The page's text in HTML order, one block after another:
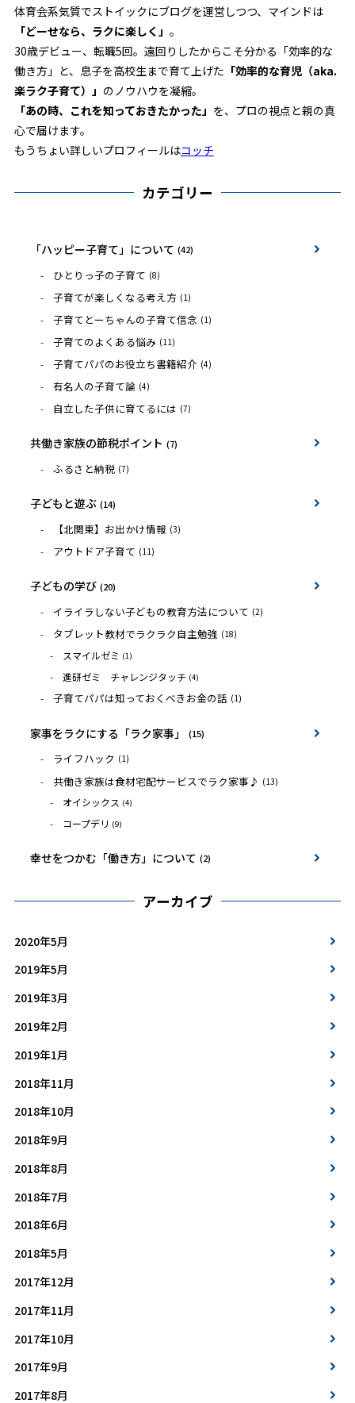
体育会系気質でストイックにブログを運営しつつ、マインドは
「どーせなら、ラクに楽しく」 。
30歳デビュー、転職5回。遠回りしたからこそ分かる「効率的な
働き方」と、息子を高校生まで育て上げた 「効率的な育児（aka.
楽ラク子育て）」 のノウハウを凝縮。
「あの時、これを知っておきたかった」 を、プロの視点と親の真
心で届けます。
もうちょい詳しいプロフィールはコッチ
カテゴリー
「ハッピー子育て」について (42)
ひとりっ子の子育て (8)
子育てが楽しくなる考え方 (1)
子育てとーちゃんの子育て信念 (1)
子育てのよくある悩み (11)
子育てパパのお役立ち書籍紹介 (4)
有名人の子育て論 (4)
自立した子供に育てるには (7)
共働き家族の節税ポイント (7)
ふるさと納税 (7)
子どもと遊ぶ (14)
【北関東】お出かけ情報 (3)
アウトドア子育て (11)
子どもの学び (20)
イライラしない子どもの教育方法について (2)
タブレット教材でラクラク自主勉強 (18)
スマイルゼミ (1)
進研ゼミ チャレンジタッチ (4)
子育てパパは知っておくべきお金の話 (1)
家事をラクにする「ラク家事」 (15)
ライフハック (1)
共働き家族は食材宅配サービスでラク家事♪ (13)
オイシックス (4)
コープデリ (9)
幸せをつかむ「働き方」について (2)
アーカイブ
2020年5月
2019年5月
2019年3月
2019年2月
2019年1月
2018年11月
2018年10月
2018年9月
2018年8月
2018年7月
2018年6月
2018年5月
2017年12月
2017年11月
2017年10月
2017年9月
2017年8月